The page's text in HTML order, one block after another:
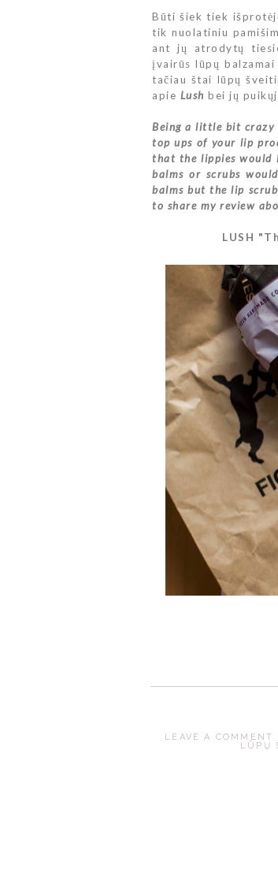
Būti šiek tiek
tik nuolatiniu
ant jų atrodytų
įvairūs lūpų
tačiau štai lūpų
apie Lush bei jų
Being a little bit crazy
top ups of your lip
that the lippies would
balms or scrubs
balms but the lip
to share my review
LUSH
LEAVE A COMMENT
LŪPŲ